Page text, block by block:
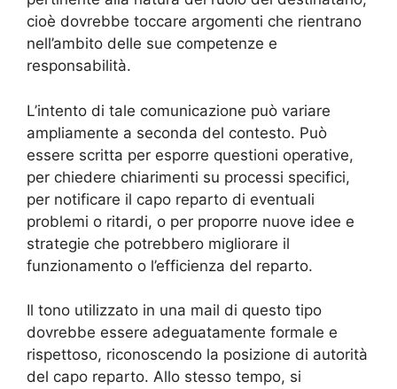
cioè dovrebbe toccare argomenti che rientrano
nell’ambito delle sue competenze e
responsabilità.
L’intento di tale comunicazione può variare
ampliamente a seconda del contesto. Può
essere scritta per esporre questioni operative,
per chiedere chiarimenti su processi specifici,
per notificare il capo reparto di eventuali
problemi o ritardi, o per proporre nuove idee e
strategie che potrebbero migliorare il
funzionamento o l’efficienza del reparto.
Il tono utilizzato in una mail di questo tipo
dovrebbe essere adeguatamente formale e
rispettoso, riconoscendo la posizione di autorità
del capo reparto. Allo stesso tempo, si